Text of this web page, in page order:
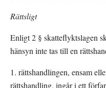
Rättsligt
Enligt 2 § skatteflyktslagen
hänsyn inte tas till en
1. rättshandlingen, ensam
rättshandling, ingår i ett